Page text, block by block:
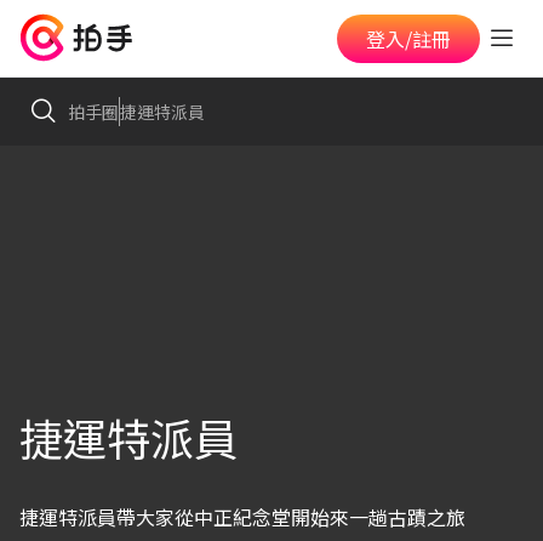
登入/註冊
拍手圈捷運特派員
捷運特派員
捷運特派員帶大家從中正紀念堂開始來一趟古蹟之旅